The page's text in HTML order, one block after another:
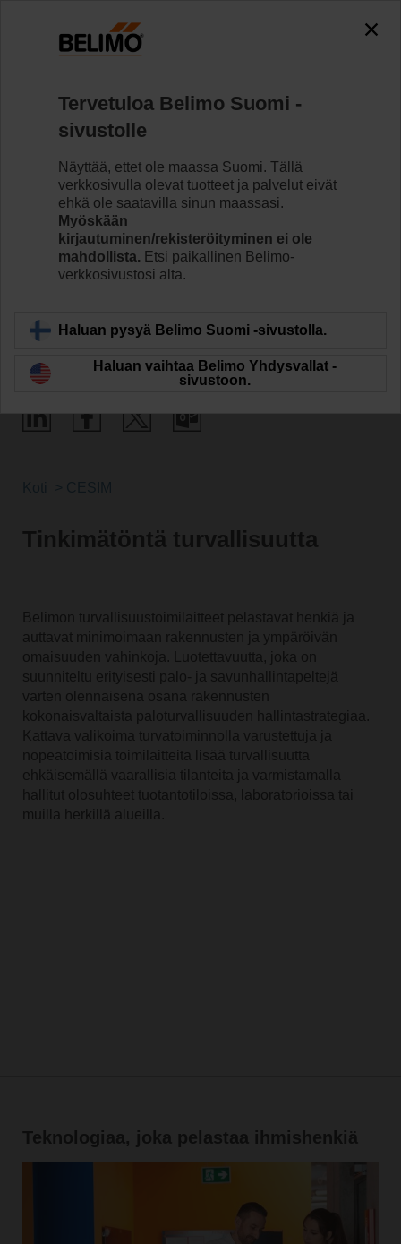
Tinkimätöntä turvallisuutta
Belimon turvallisuustoimilaitteet pelastavat henkiä ja
auttavat minimoimaan rakennusten ja ympäröivän
omaisuuden vahinkoja. Luotettavuutta, joka on
suunniteltu erityisesti palo- ja savunhallintapeltejä
varten olennaisena osana rakennusten
kokonaisvaltaista paloturvallisuuden hallintastrategiaa.
Kattava valikoima turvatoiminnolla varustettuja ja
nopeatoimisia toimilaitteita lisää turvallisuutta
ehkäisemällä vaarallisia tilanteita ja varmistamalla
hallitut olosuhteet tuotantotiloissa, laboratorioissa tai
muilla herkillä alueilla.
Teknologiaa, joka pelastaa ihmishenkiä
Tervetuloa Belimo Suomi -
sivustolle
Näyttää, ettet ole maassa Suomi. Tällä
verkkosivulla olevat tuotteet ja palvelut eivät
ehkä ole saatavilla sinun maassasi.
Myöskään
kirjautuminen/rekisteröityminen ei ole
mahdollista. Etsi paikallinen Belimo-
verkkosivustosi alta.
Haluan pysyä Belimo Suomi -sivustolla.
Haluan vaihtaa Belimo Yhdysvallat -
sivustoon.